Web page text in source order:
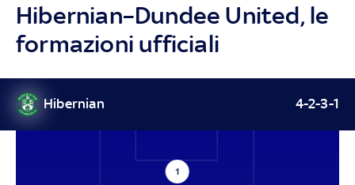
Hibernian–Dundee United, le
formazioni ufficiali
Hibernian 4-2-3-1
1